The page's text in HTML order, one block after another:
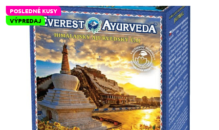
POSLEDNÉ KUSY
VÝPREDAJ